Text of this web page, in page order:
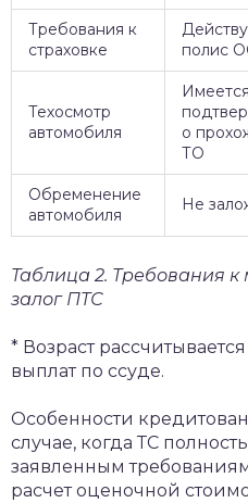
Требования к
страховке
полис
Техосмотр
автомобиля
Имеется
о
ТО
Обременение
автомобиля
Не
Таблица 2. Требования
залог ПТС
* Возраст
выплат по ссуде.
Особенности
случае, когда ТС
заявленным
расчет оценочной